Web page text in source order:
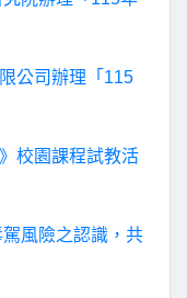
公司辦理「115
校園課程試教活
風險之認識，共